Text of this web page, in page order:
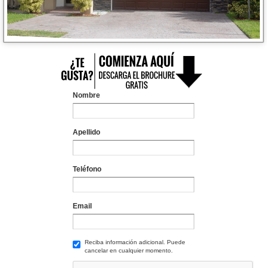
Nombre
Apellido
Teléfono
Email
Reciba información adicional. Puede
cancelar en cualquier momento.